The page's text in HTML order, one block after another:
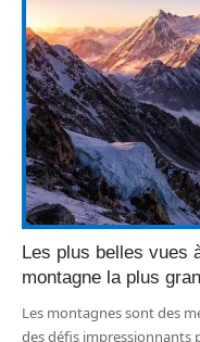
Les plus belles vues
montagne la plus
Les montagnes sont des
des défis impressionnants